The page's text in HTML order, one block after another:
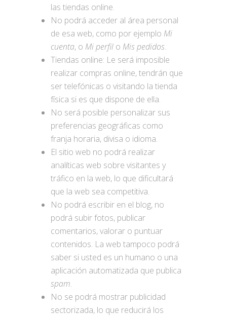
las tiendas online.
No podrá acceder al área personal
de esa web, como por ejemplo Mi
cuenta, o Mi perfil o Mis pedidos.
Tiendas online: Le será imposible
realizar compras online, tendrán que
ser telefónicas o visitando la tienda
física si es que dispone de ella.
No será posible personalizar sus
preferencias geográficas como
franja horaria, divisa o idioma.
El sitio web no podrá realizar
analíticas web sobre visitantes y
tráfico en la web, lo que dificultará
que la web sea competitiva.
No podrá escribir en el blog, no
podrá subir fotos, publicar
comentarios, valorar o puntuar
contenidos. La web tampoco podrá
saber si usted es un humano o una
aplicación automatizada que publica
spam.
No se podrá mostrar publicidad
sectorizada, lo que reducirá los